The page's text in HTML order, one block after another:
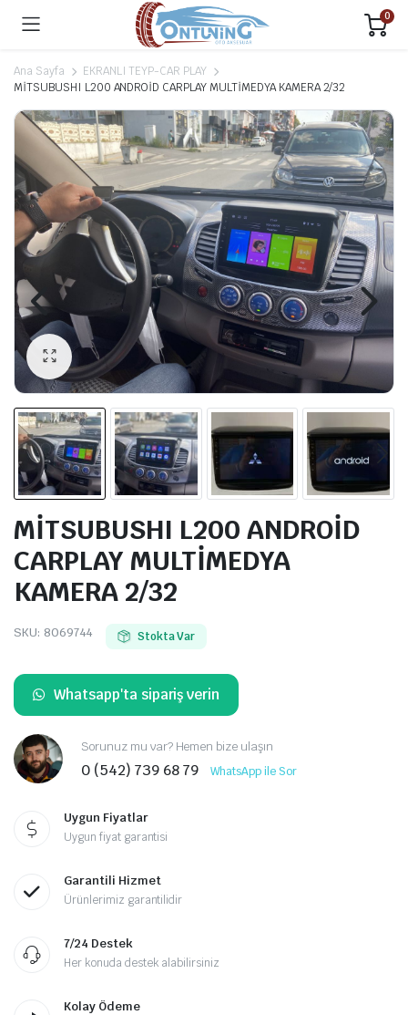
0
Ana Sayfa
EKRANLI TEYP-CAR PLAY
MİTSUBUSHI L200 ANDROİD CARPLAY MULTİMEDYA KAMERA 2/32
MİTSUBUSHI L200 ANDROİD
CARPLAY MULTİMEDYA
KAMERA 2/32
SKU: 8069744 Stokta Var
Whatsapp'ta sipariş verin
Sorunuz mu var? Hemen bize ulaşın
0 (542) 739 68 79 WhatsApp ile Sor
Uygun Fiyatlar
Uygun fiyat garantisi
Garantili Hizmet
Ürünlerimiz garantilidir
7/24 Destek
Her konuda destek alabilirsiniz
Kolay Ödeme